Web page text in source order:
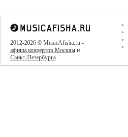
2012-2026 © MusicAfisha.ru -
афиша концертов Москвы и
Санкт-Петербурга